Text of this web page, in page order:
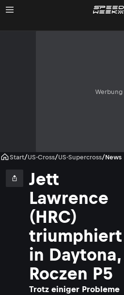
Werbung
Start/US-Cross/US-Supercross/News
Jett
Lawrence
(HRC)
triumphiert
in Daytona,
Roczen P5
Trotz einiger Probleme